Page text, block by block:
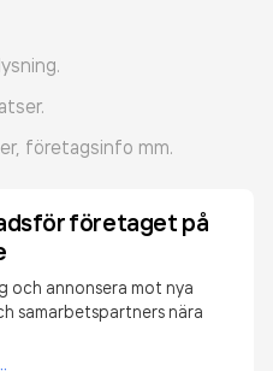
företagsinfo mm.
företaget på
och annonsera mot nya
samarbetspartners nära